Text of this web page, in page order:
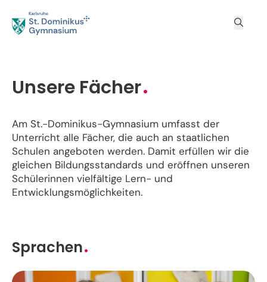
Unsere Fächer
Am St.-Dominikus-Gymnasium umfasst der
Unterricht alle Fächer, die auch an staatlichen
Schulen angeboten werden. Damit erfüllen wir die
gleichen Bildungsstandards und eröffnen unseren
Schülerinnen vielfältige Lern- und
Entwicklungsmöglichkeiten.
Sprachen